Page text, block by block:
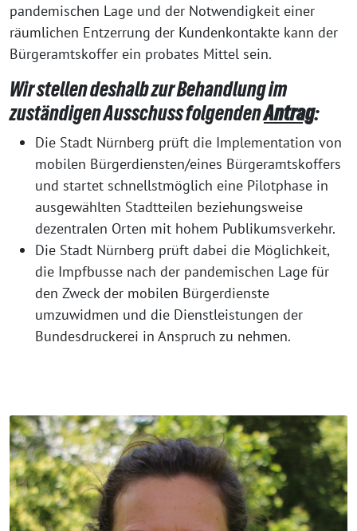
pandemischen Lage und der Notwendigkeit einer
räumlichen Entzerrung der Kundenkontakte kann der
Bürgeramtskoffer ein probates Mittel sein.
Wir stellen deshalb zur Behandlung im
zuständigen Ausschuss folgendenAntrag:
Die Stadt Nürnberg prüft die Implementation von
mobilen Bürgerdiensten/eines Bürgeramtskoffers
und startet schnellstmöglich eine Pilotphase in
ausgewählten Stadtteilen beziehungsweise
dezentralen Orten mit hohem Publikumsverkehr.
Die Stadt Nürnberg prüft dabei die Möglichkeit,
die Impfbusse nach der pandemischen Lage für
den Zweck der mobilen Bürgerdienste
umzuwidmen und die Dienstleistungen der
Bundesdruckerei in Anspruch zu nehmen.